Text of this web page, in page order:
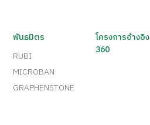
พันธมิตร
RUBI
MICROBAN
GRAPHENSTONE
โครงการอ้างอิง
360